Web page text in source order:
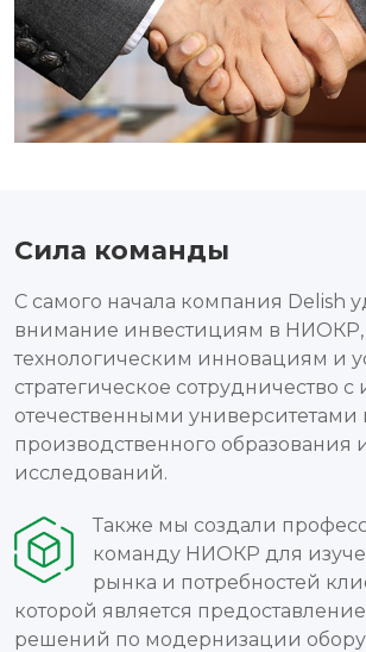
Сила команды
С самого начала компания Delish
внимание инвестициям в
технологическим инновациям и
стратегическое сотрудничество
отечественными университетами
производственного образования
исследований.
Также мы создали
команду НИОКР для
рынка и потребностей
которой является
решений по модернизации